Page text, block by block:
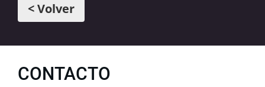
< Volver
CONTACTO